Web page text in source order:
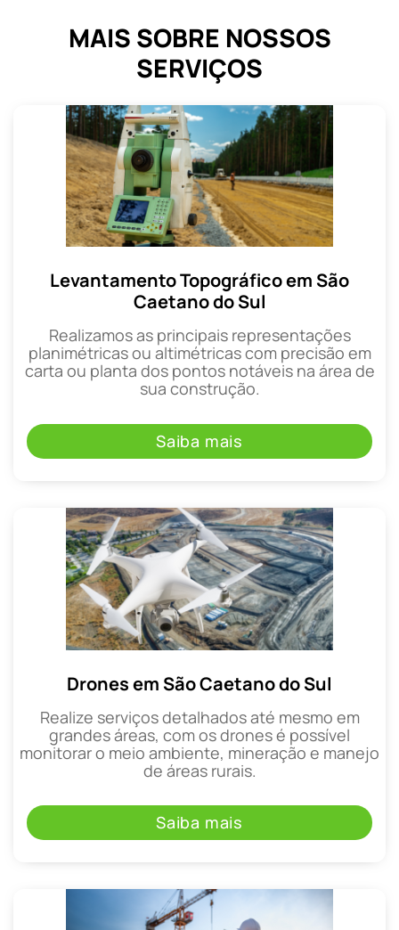
MAIS SOBRE NOSSOS
SERVIÇOS
Levantamento Topográfico em São
Caetano do Sul
Realizamos as principais representações
planimétricas ou altimétricas com precisão em
carta ou planta dos pontos notáveis na área de
sua construção.
Saiba mais
Drones em São Caetano do Sul
Realize serviços detalhados até mesmo em
grandes áreas, com os drones é possível
monitorar o meio ambiente, mineração e manejo
de áreas rurais.
Saiba mais